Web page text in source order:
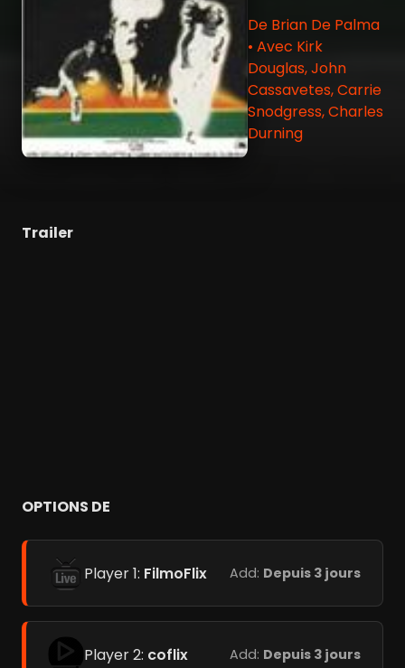
De Brian De Palma
• Avec Kirk
Douglas, John
Cassavetes, Carrie
Snodgress, Charles
Durning
Trailer
OPTIONS DE
Player 1: FilmoFlix Add: Depuis 3 jours
Player 2: coflix Add: Depuis 3 jours